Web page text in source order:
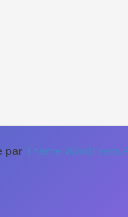
par Thème WordPress